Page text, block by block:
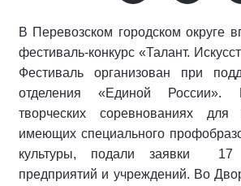
В Перевозском городском округе
фестиваль-конкурс «Талант.
Фестиваль организован при
отделения «Единой
творческих соревнованиях для
имеющих специального
культуры, подали заявки 17
предприятий и учреждений. Во